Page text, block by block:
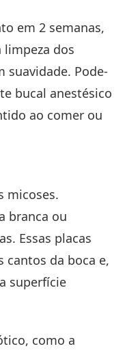
em 2 semanas,
limpeza dos
suavidade. Pode-
bucal anestésico
ao comer ou
micoses.
branca ou
Essas placas
cantos da boca e,
superfície
como a